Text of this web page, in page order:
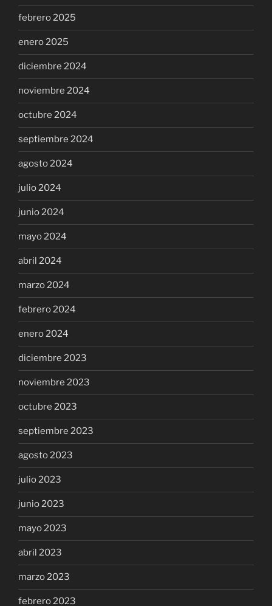
febrero 2025
enero 2025
diciembre 2024
noviembre 2024
octubre 2024
septiembre 2024
agosto 2024
julio 2024
junio 2024
mayo 2024
abril 2024
marzo 2024
febrero 2024
enero 2024
diciembre 2023
noviembre 2023
octubre 2023
septiembre 2023
agosto 2023
julio 2023
junio 2023
mayo 2023
abril 2023
marzo 2023
febrero 2023